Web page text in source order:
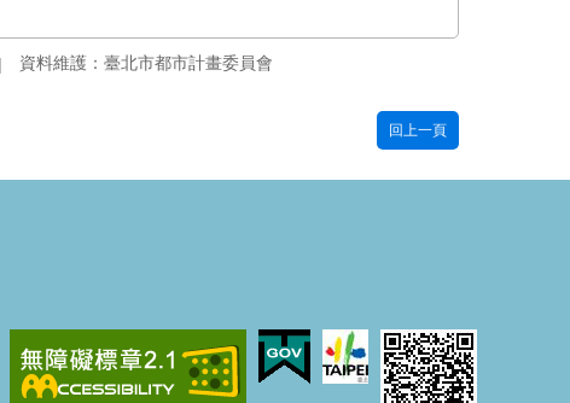
資料維護：臺北市都市計畫委員會
回上一頁